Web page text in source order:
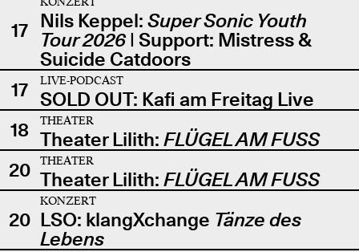
17 Nils Keppel: Super Sonic Youth
Tour 2026| Support: Mistress &
Suicide Catdoors
17
LIVE-PODCAST
SOLD OUT: Kafi am Freitag Live
18
THEATER
Theater Lilith: FLÜGEL AM FUSS
20
THEATER
Theater Lilith: FLÜGEL AM FUSS
20
KONZERT
LSO: klangXchange Tänze des
Lebens